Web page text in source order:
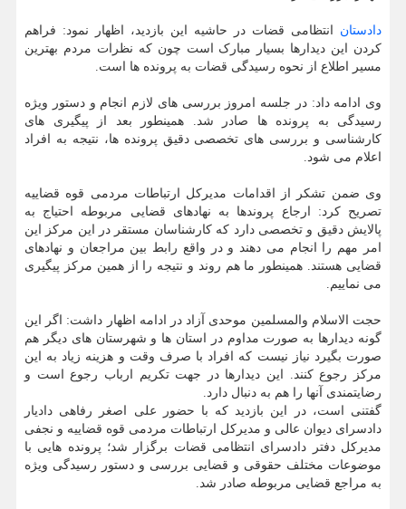
دادستان انتظامی قضات در حاشیه این بازدید، اظهار نمود: فراهم
کردن این دیدارها بسیار مبارک است چون که نظرات مردم بهترین
مسیر اطلاع از نحوه رسیدگی قضات به پرونده ها است.
وی ادامه داد: در جلسه امروز بررسی های لازم انجام و دستور ویژه
رسیدگی به پرونده ها صادر شد. همینطور بعد از پیگیری های
کارشناسی و بررسی های تخصصی دقیق پرونده ها، نتیجه به افراد
اعلام می شود.
وی ضمن تشکر از اقدامات مدیرکل ارتباطات مردمی قوه قضاییه
تصریح کرد: ارجاع پروندها به نهادهای قضایی مربوطه احتیاج به
پالایش دقیق و تخصصی دارد که کارشناسان مستقر در این مرکز این
امر مهم را انجام می دهند و در واقع رابط بین مراجعان و نهادهای
قضایی هستند. همینطور ما هم روند و نتیجه را از همین مرکز پیگیری
می نماییم.
حجت الاسلام والمسلمین موحدی آزاد در ادامه اظهار داشت: اگر این
گونه دیدارها به صورت مداوم در استان ها و شهرستان های دیگر هم
صورت بگیرد نیاز نیست که افراد با صرف وقت و هزینه زیاد به این
مرکز رجوع کنند. این دیدارها در جهت تکریم ارباب رجوع است و
رضایتمندی آنها را هم به دنبال دارد.
گفتنی است، در این بازدید که با حضور علی اصغر رفاهی دادیار
دادسرای دیوان عالی و مدیرکل ارتباطات مردمی قوه قضاییه و نجفی
مدیرکل دفتر دادسرای انتظامی قضات برگزار شد؛ پرونده هایی با
موضوعات مختلف حقوقی و قضایی بررسی و دستور رسیدگی ویژه
به مراجع قضایی مربوطه صادر شد.